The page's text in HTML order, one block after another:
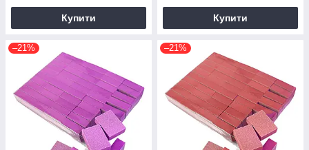
Купити Купити
–21% –21%